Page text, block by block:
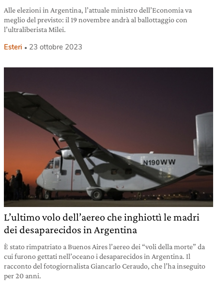
Alle elezioni in Argentina, l’attuale ministro dell’Economia va
meglio del previsto: il 19 novembre andrà al ballottaggio con
l’ultraliberista Milei.
Esteri 23 ottobre 2023
L’ultimo volo dell’aereo che inghiottì le madri
dei desaparecidos in Argentina
È stato rimpatriato a Buenos Aires l’aereo dei “voli della morte” da
cui furono gettati nell’oceano i desaparecidos in Argentina. Il
racconto del fotogiornalista Giancarlo Ceraudo, che l’ha inseguito
per 20 anni.